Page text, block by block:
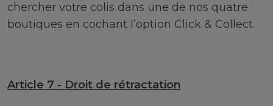
chercher votre colis dans une de nos quatre
boutiques en cochant l’option Click & Collect.
Article 7 - Droit de rétractation